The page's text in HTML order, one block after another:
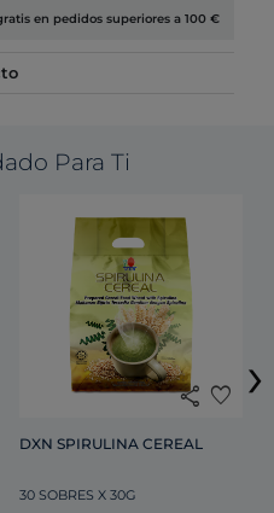
en pedidos superiores a 100 €
Para Ti
share favorite
30 SOBRES X 30G
›